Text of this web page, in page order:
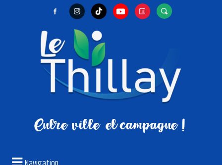
Entre ville et campagne !